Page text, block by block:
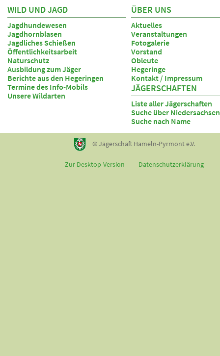
WILD UND JAGD
Jagdhundewesen
Jagdhornblasen
Jagdliches Schießen
Öffentlichkeitsarbeit
Naturschutz
Ausbildung zum Jäger
Berichte aus den Hegeringen
Termine des Info-Mobils
Unsere Wildarten
ÜBER UNS
Aktuelles
Veranstaltungen
Fotogalerie
Vorstand
Obleute
Hegeringe
Kontakt / Impressum
JÄGERSCHAFTEN
Liste aller Jägerschaften
Suche über
Suche nach Name
© Jägerschaft Hameln-Pyrmont e.V.
Zur Desktop-Version Datenschutzerklärung